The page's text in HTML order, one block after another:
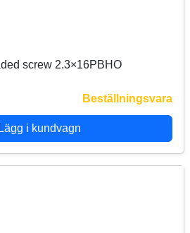
screw 2.3×16PBHO
Beställningsvara
Lägg i kundvagn